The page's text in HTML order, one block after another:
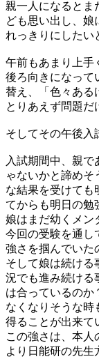
親一人になるとま
ども思い出し、娘
れっきりにしたい
午前もあまり上手
後ろ向きになって
替え、「色々ある
とりあえず問題だ
そしてその午後入
入試期間中、親
ゃないかと諦めそ
な結果を受けても
てからも明日の勉
娘はまだ幼くメン
今回の受験を通し
強さを掴んでいた
そして娘は続ける
況でも進み続ける
は合っているのか
なくなりそうな時
得ることが出来て
この強さは、本人
より日能研の先生